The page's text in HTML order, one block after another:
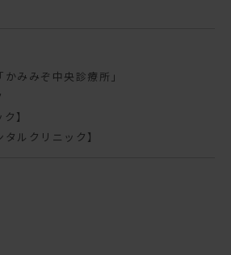
みみぞ中央診療所」
】
ルクリニック】